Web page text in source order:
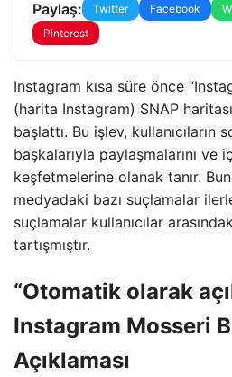
Paylaş: Twitter Facebook
Pinterest
Instagram kısa süre önce
(harita Instagram) SNAP
başlattı. Bu işlev, kullanıcıların
başkalarıyla paylaşmalarını ve
keşfetmelerine olanak tanır.
medyadaki bazı suçlamalar
suçlamalar kullanıcılar
tartışmıştır.
“Otomatik olarak
Instagram Mosseri
Açıklaması